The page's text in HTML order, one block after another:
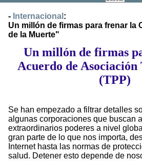
- Internacional :
Un millón de firmas para frenar la
de la Muerte"
Un millón de firmas
Acuerdo de
(TPP)
Se han empezado a filtrar detalles
algunas corporaciones que buscan
extraordinarios poderes a nivel
gran parte de lo que nos importa,
Internet hasta las normas de
salud. Detener esto depende de